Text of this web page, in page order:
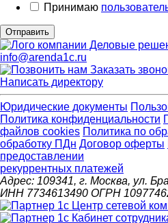
Принимаю
Отправить
info@arenda1c.ru
Заказать
Написать директору
Юридические документы
Политика конфиденциальности
файлов cookies Политика по
обработку ПДн Договор оферты
предоставлении
рекуррентных платежей
Адрес: 109341, г. Москва, ул.
ИНН 7734613490 ОГРН